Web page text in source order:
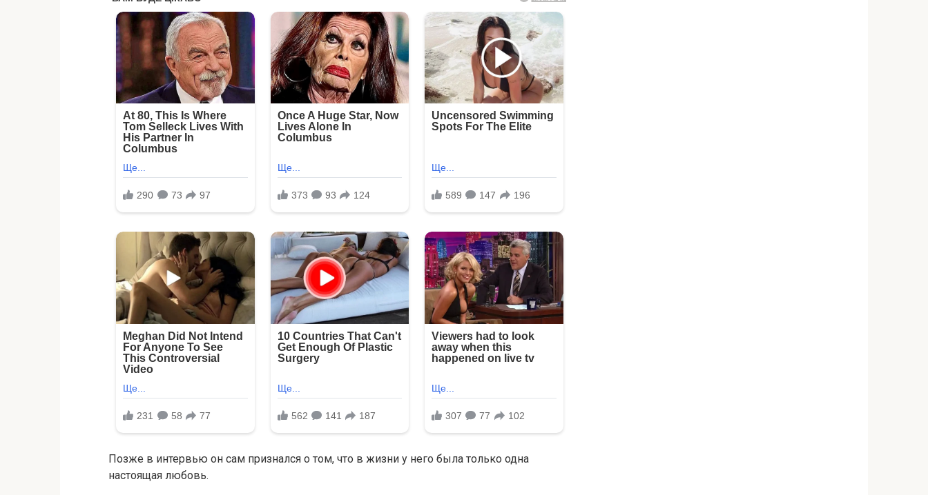
Позже в интервью он сам признался о том, что в жизни у него была только одна
настоящая любовь.